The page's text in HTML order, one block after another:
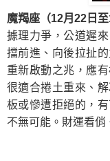
魔羯座（12月22日至
據理力爭，公道遲
擋前進、向後拉扯
重新啟動之兆，應
很適合捲土重來、
板或慘遭拒絕的，
不無可能。財運看俏